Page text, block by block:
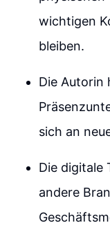
wichtigen
bleiben.
Die Autorin
sich an
Die digitale
andere